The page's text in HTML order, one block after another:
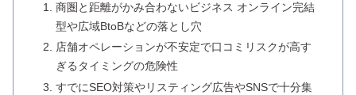
商圏と距離がかみ合わないビジネス オンライン完結
型や広域BtoBなどの落とし穴
店舗オペレーションが不安定で口コミリスクが高す
ぎるタイミングの危険性
すでにSEO対策やリスティング広告やSNSで十分集